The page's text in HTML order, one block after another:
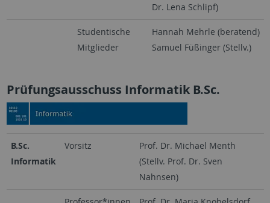
Dr. Lena Schlipf)
Studentische
Mitglieder
Hannah Mehrle (beratend)
Samuel Füßinger (Stellv.)
Prüfungsausschuss Informatik B.Sc.
B.Sc.
Informatik
Vorsitz
Prof. Dr. Michael Menth
(Stellv. Prof. Dr. Sven
Nahnsen)